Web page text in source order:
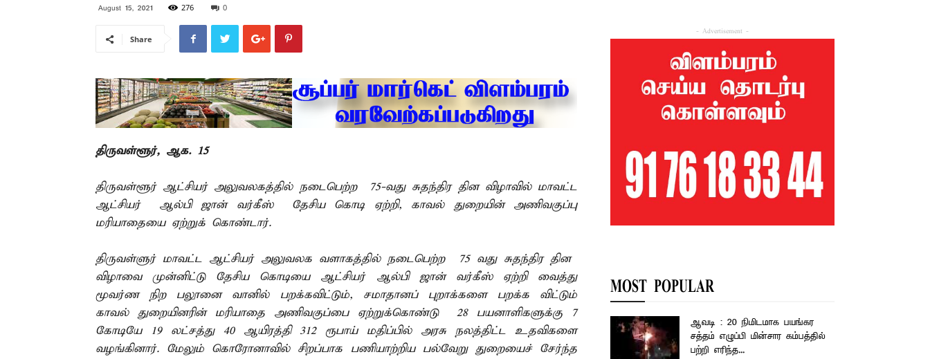
August 15, 2021 276 0
Share
திருவள்ளூர், ஆக. 15 –
திருவள்ளூர் ஆட்சியர் அலுவலகத்தில் நடைபெற்ற 75-வது சுதந்திர தின விழாவில் மாவட்ட
ஆட்சியர் ஆல்பி ஜான் வர்கீஸ் தேசிய கொடி ஏற்றி, காவல் துறையின் அணிவகுப்பு
மரியாதையை ஏற்றுக் கொண்டார்.
திருவள்ளுர் மாவட்ட ஆட்சியர் அலுவலக வளாகத்தில் நடைபெற்ற 75 வது சுதந்திர தின
விழாவை முன்னிட்டு தேசிய கொடியை ஆட்சியர் ஆல்பி ஜான் வர்கீஸ் ஏற்றி வைத்து
மூவர்ண நிற பலூனை வானில் பறக்கவிட்டும், சமாதானப் புறாக்களை பறக்க விட்டும்
காவல் துறையினரின் மரியாதை அணிவகுப்பை ஏற்றுக்கொண்டு 28 பயனாளிகளுக்கு 7
கோடியே 19 லட்சத்து 40 ஆயிரத்தி 312 ரூபாய் மதிப்பில் அரசு நலத்திட்ட உதவிகளை
வழங்கினார். மேலும் கொரோனாவில் சிறப்பாக பணியாற்றிய பல்வேறு துறையைச் சேர்ந்த
- Advertisement -
MOST POPULAR
ஆவடி : 20 நிமிடமாக பயங்கர
சத்தம் எழுப்பி மின்சார கம்பத்தில்
பற்றி எரிந்த...